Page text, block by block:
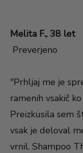
Melita F., 38 let
Preverjeno
"Prhljaj me je
ramenih vsakič
Preizkusila sem
vsak je deloval
vrnil. Shampoo